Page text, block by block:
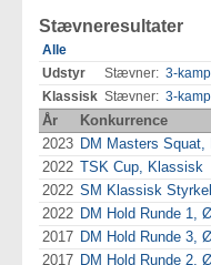
Stævneresultater
Alle
Udstyr
Stævner: 3-kamp
Klassisk Stævner: 3-kamp
År Konkurrence
2023 DM Masters Squat,
2022 TSK Cup, Klassisk
2022 SM Klassisk
2022 DM Hold Runde 1,
2017 DM Hold Runde 3,
2017 DM Hold Runde 2,